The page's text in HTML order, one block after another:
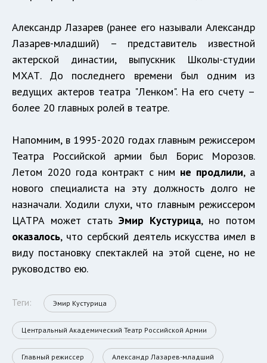
Александр Лазарев (ранее его называли Александр
Лазарев-младший) – представитель известной
актерской династии, выпускник Школы-студии
МХАТ. До последнего времени был одним из
ведущих актеров театра "Ленком". На его счету –
более 20 главных ролей в театре.
Напомним, в 1995-2020 годах главным режиссером
Театра Российской армии был Борис Морозов.
Летом 2020 года контракт с ним не продлили, а
нового специалиста на эту должность долго не
назначали. Ходили слухи, что главным режиссером
ЦАТРА может стать Эмир Кустурица, но потом
оказалось, что сербский деятель искусства имел в
виду постановку спектаклей на этой сцене, но не
руководство ею.
Теги: Эмир Кустурица
Центральный Академический Театр Российской Армии
Главный режиссер Александр Лазарев-младший